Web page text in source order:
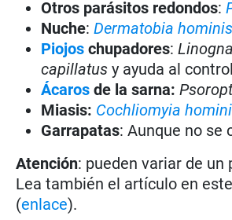
Otros parásitos redondos:
Nuche:Dermatobia hominis
Piojos chupadores:
capillatus y ayuda al
Ácaros de la sarna:
Miasis: Cochliomyia
Garrapatas: Aunque no se
Atención: pueden variar de un
Lea también el artículo en
(enlace).